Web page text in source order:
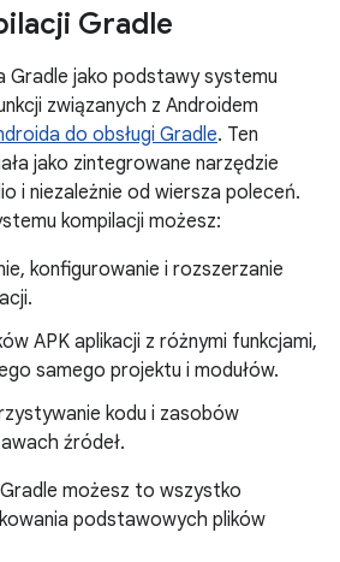
Gradle
Gradle jako podstawy systemu
związanych z Androidem
do obsługi Gradle. Ten
jako zintegrowane narzędzie
i niezależnie od wiersza poleceń.
kompilacji możesz:
konfigurowanie i rozszerzanie
APK aplikacji z różnymi funkcjami,
samego projektu i modułów.
kodu i zasobów
źródeł.
możesz to wszystko
podstawowych plików